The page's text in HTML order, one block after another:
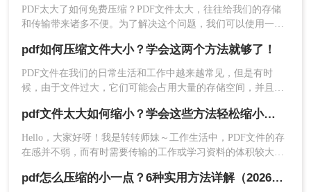
2、点击“高级”菜单，选择“pdf优化器”。
3、在“优化PDF”窗口中，选择“压缩”选项卡，
然后选择压缩设置。
PDF太大了如何免费压缩？PDF文件太大，往往给我们的存储
和传输带来诸多不便。为了解决这个问题，我们可以使用一些
的方法。
pdf如何压缩文件大小？学会这两个方法就够了！
PDF文件在我们的日常生活和工作中越来越常见，但是有时
候，由于文件过大，它们可能会占用大量的存储空间，并且不
小其大小。下面是一篇关于如何压缩PDF文件大小的文章，希
望对您有所帮助。
pdf文件太大如何缩小？学会这些方法轻松缩小文件体积！
Hello，大家好呀！我是转转师妹～工作生活中，PDF文件的存
在感并不弱，而有时需要传输的工作或学习资料的体积较大，
将PDF压缩，就可以减小文件体积，加快传输速度，节省很多
pdf怎么压缩的小一点？6种实用方法详解（2026最新）